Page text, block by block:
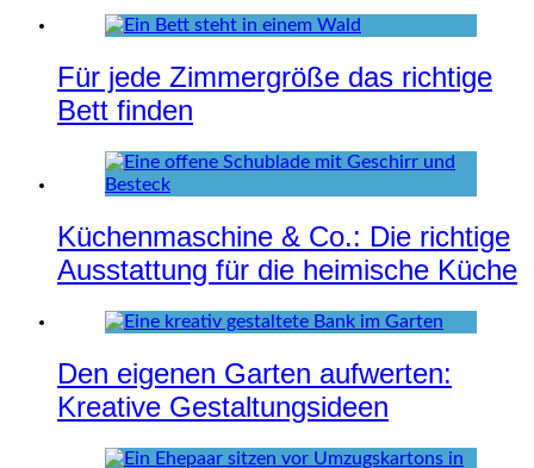
Für jede Zimmergröße das richtige
Bett finden
Küchenmaschine & Co.: Die richtige
Ausstattung für die heimische Küche
Den eigenen Garten aufwerten:
Kreative Gestaltungsideen